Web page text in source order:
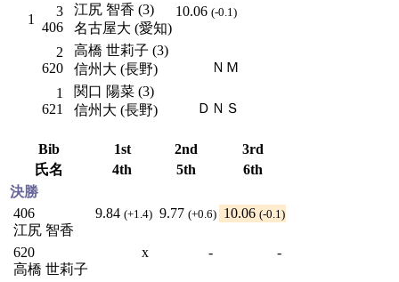
1
3
406
江尻 智香 (3)
名古屋大 (愛知)
10.06 (-0.1)
2
620
高橋 世莉子 (3)
信州大 (長野)
ＮＭ
1
621
関口 陽菜 (3)
信州大 (長野)
ＤＮＳ
Bib 1st 2nd
3rd
氏名
4th 5th
6th
決勝
406
江尻 智香
9.84 (+1.4) 9.77 (+0.6) 10.06 (-0.1)
620
高橋 世莉子
x - -